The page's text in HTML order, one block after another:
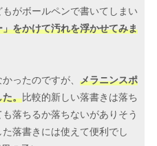
がボールペンで書いてしまい
をかけて汚れを浮かせてみま
ったのですが、 メラニンスポ
た。比較的新しい落書きは落ち
落ちるか落ちないがありそう
落書きには使えて便利でし